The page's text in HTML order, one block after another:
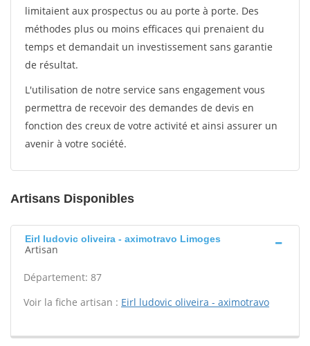
limitaient aux prospectus ou au porte à porte. Des
méthodes plus ou moins efficaces qui prenaient du
temps et demandait un investissement sans garantie
de résultat.
L'utilisation de notre service sans engagement vous
permettra de recevoir des demandes de devis en
fonction des creux de votre activité et ainsi assurer un
avenir à votre société.
Artisans Disponibles
Eirl ludovic oliveira - aximotravo Limoges
Artisan
Département: 87
Voir la fiche artisan : Eirl ludovic oliveira - aximotravo